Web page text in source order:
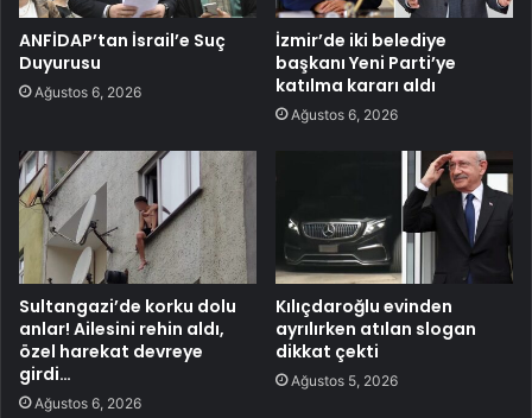
ANFİDAP’tan İsrail’e Suç
Duyurusu
Ağustos 6, 2026
İzmir’de iki belediye
başkanı Yeni Parti’ye
katılma kararı aldı
Ağustos 6, 2026
Sultangazi’de korku dolu
anlar! Ailesini rehin aldı,
özel harekat devreye
girdi…
Ağustos 6, 2026
Kılıçdaroğlu evinden
ayrılırken atılan slogan
dikkat çekti
Ağustos 5, 2026